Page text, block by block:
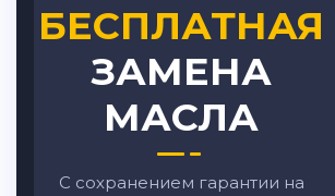
БЕСПЛАТНАЯ
ЗАМЕНА
МАСЛА
С сохранением гарантии на